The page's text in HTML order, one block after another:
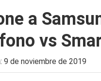
a
vs
9 de noviembre de 2019